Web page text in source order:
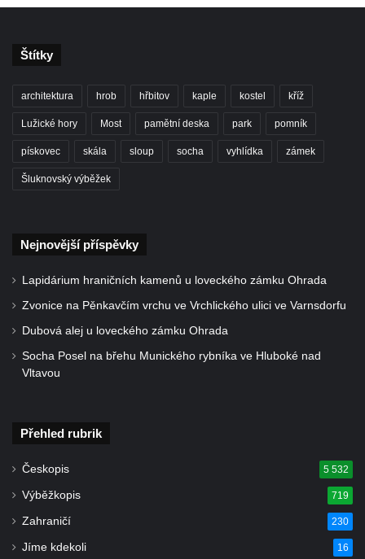
Štítky
architektura hrob hřbitov kaple kostel kříž
Lužické hory Most pamětní deska park pomník
pískovec skála sloup socha vyhlídka zámek
Šluknovský výběžek
Nejnovější příspěvky
Lapidárium hraničních kamenů u loveckého zámku Ohrada
Zvonice na Pěnkavčím vrchu ve Vrchlického ulici ve Varnsdorfu
Dubová alej u loveckého zámku Ohrada
Socha Posel na břehu Munického rybníka ve Hluboké nad
Vltavou
Přehled rubrik
Českopis 5 532
Výběžkopis 719
Zahraničí 230
Jíme kdekoli 16